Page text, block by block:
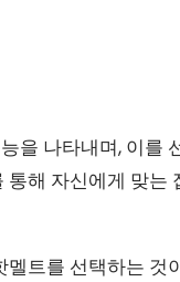
을 나타내며, 이를
해 자신에게 맞는
트를 선택하는 것